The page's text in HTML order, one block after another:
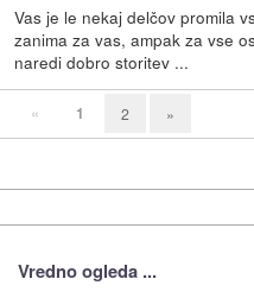
Vas je le nekaj delčov promila
zanima za vas, ampak za vse
naredi dobro storitev ...
« 1 2 »
Vredno ogleda ...